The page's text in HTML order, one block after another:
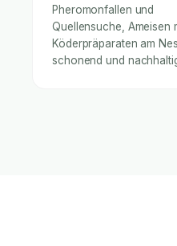
Pheromonfallen und
Quellensuche, Ameisen
Köderpräparaten am
schonend und